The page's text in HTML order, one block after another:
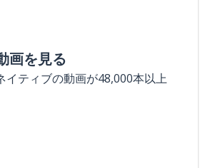
画を見る
イティブの動画が48,000本以上